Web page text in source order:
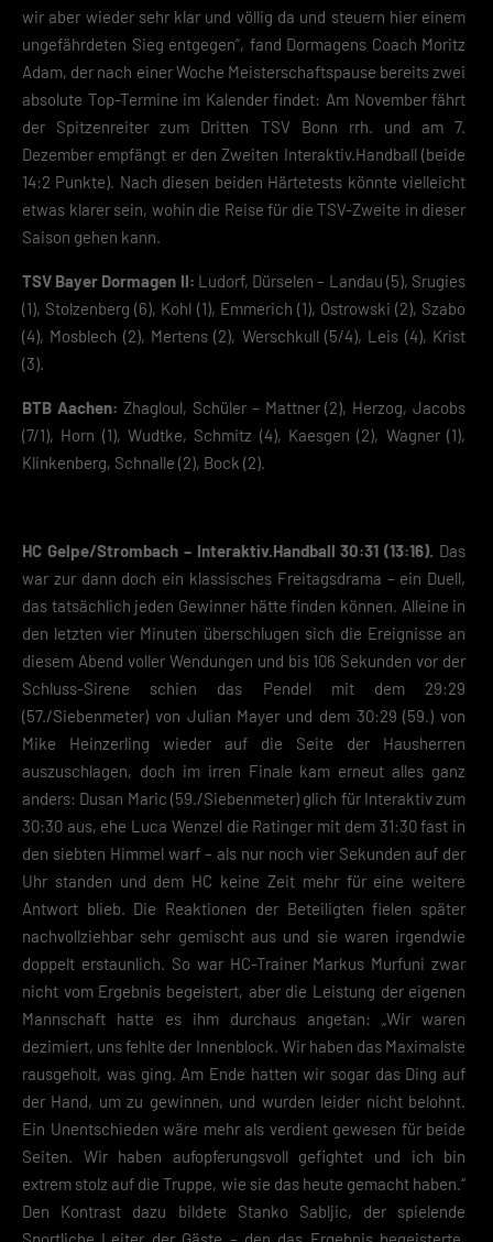
wir aber wieder sehr klar und völlig da und steuern hier einem
ungefährdeten Sieg entgegen“, fand Dormagens Coach Moritz
Adam, der nach einer Woche Meisterschaftspause bereits zwei
absolute Top-Termine im Kalender findet: Am November fährt
der Spitzenreiter zum Dritten TSV Bonn rrh. und am 7.
Dezember empfängt er den Zweiten Interaktiv.Handball (beide
14:2 Punkte). Nach diesen beiden Härtetests könnte vielleicht
etwas klarer sein, wohin die Reise für die TSV-Zweite in dieser
Saison gehen kann.
TSV Bayer Dormagen II: Ludorf, Dürselen – Landau (5), Srugies
(1), Stolzenberg (6), Kohl (1), Emmerich (1), Ostrowski (2), Szabo
(4), Mosblech (2), Mertens (2), Werschkull (5/4), Leis (4), Krist
(3).
BTB Aachen: Zhagloul, Schüler – Mattner (2), Herzog, Jacobs
(7/1), Horn (1), Wudtke, Schmitz (4), Kaesgen (2), Wagner (1),
Klinkenberg, Schnalle (2), Bock (2).
HC Gelpe/Strombach – Interaktiv.Handball 30:31 (13:16). Das
war zur dann doch ein klassisches Freitagsdrama – ein Duell,
das tatsächlich jeden Gewinner hätte finden können. Alleine in
den letzten vier Minuten überschlugen sich die Ereignisse an
diesem Abend voller Wendungen und bis 106 Sekunden vor der
Schluss-Sirene schien das Pendel mit dem 29:29
(57./Siebenmeter) von Julian Mayer und dem 30:29 (59.) von
Mike Heinzerling wieder auf die Seite der Hausherren
auszuschlagen, doch im irren Finale kam erneut alles ganz
anders: Dusan Maric (59./Siebenmeter) glich für Interaktiv zum
30:30 aus, ehe Luca Wenzel die Ratinger mit dem 31:30 fast in
den siebten Himmel warf – als nur noch vier Sekunden auf der
Uhr standen und dem HC keine Zeit mehr für eine weitere
Antwort blieb. Die Reaktionen der Beteiligten fielen später
nachvollziehbar sehr gemischt aus und sie waren irgendwie
doppelt erstaunlich. So war HC-Trainer Markus Murfuni zwar
nicht vom Ergebnis begeistert, aber die Leistung der eigenen
Mannschaft hatte es ihm durchaus angetan: „Wir waren
dezimiert, uns fehlte der Innenblock. Wir haben das Maximalste
rausgeholt, was ging. Am Ende hatten wir sogar das Ding auf
der Hand, um zu gewinnen, und wurden leider nicht belohnt.
Ein Unentschieden wäre mehr als verdient gewesen für beide
Seiten. Wir haben aufopferungsvoll gefightet und ich bin
extrem stolz auf die Truppe, wie sie das heute gemacht haben.“
Den Kontrast dazu bildete Stanko Sabljic, der spielende